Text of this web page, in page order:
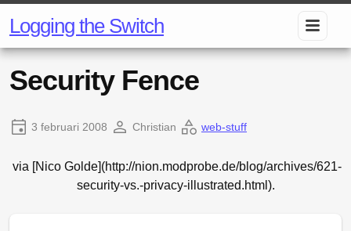
Logging the Switch
Security Fence
3 februari 2008 Christian web-stuff
via [Nico Golde](http://nion.modprobe.de/blog/archives/621-
security-vs.-privacy-illustrated.html).